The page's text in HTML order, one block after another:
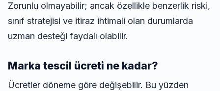
Zorunlu olmayabilir; ancak özellikle benzerlik riski,
sınıf stratejisi ve itiraz ihtimali olan durumlarda
uzman desteği faydalı olabilir.
Marka tescil ücreti ne kadar?
Ücretler döneme göre değişebilir. Bu yüzden